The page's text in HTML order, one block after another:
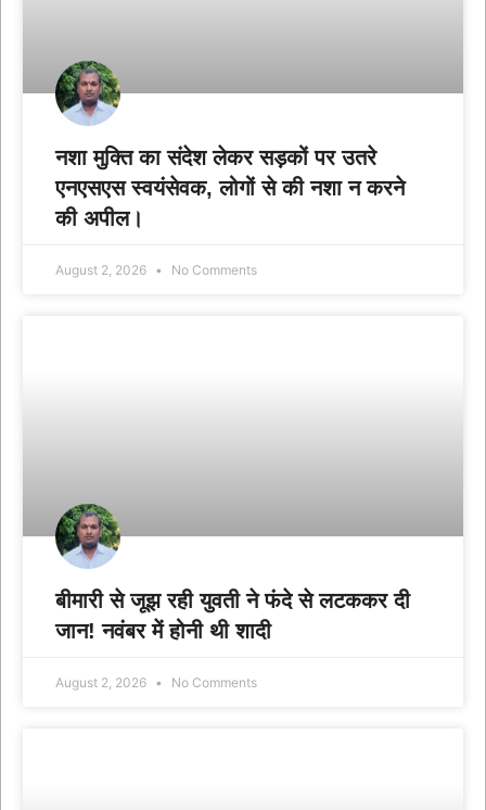
नशा मुक्ति का संदेश लेकर सड़कों पर उतरे
एनएसएस स्वयंसेवक, लोगों से की नशा न करने
की अपील।
August 2, 2026 No Comments
बीमारी से जूझ रही युवती ने फंदे से लटककर दी
जान! नवंबर में होनी थी शादी
August 2, 2026 No Comments